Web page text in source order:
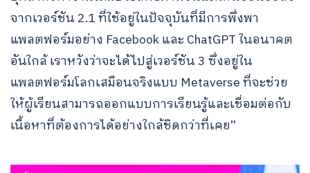
Search
จากเวอร์ชัน 2.1 ที่ใช้อยู่ในปัจจุบันที่มีการพึ่งพา
แพลตฟอร์มอย่าง Facebook และ ChatGPT ในอนาคต
อันใกล้ เราหวังว่าจะได้ไปสู่เวอร์ชัน 3 ซึ่งอยู่ใน
แพลตฟอร์มโลกเสมือนจริงแบบ Metaverse ที่จะช่วย
ให้ผู้เรียนสามารถออกแบบการเรียนรู้และเชื่อมต่อกับ
เนื้อหาที่ต้องการได้อย่างใกล้ชิดกว่าที่เคย”